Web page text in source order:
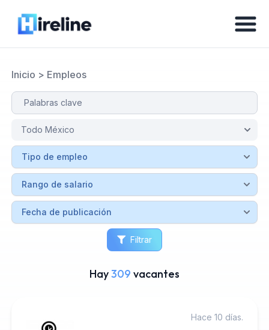
Inicio > Empleos
Filtrar
Hay309 vacantes
Hace 10 días.